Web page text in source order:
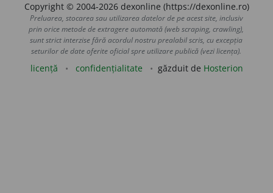
Copyright © 2004-2026 dexonline (https://dexonline.ro)
Preluarea, stocarea sau utilizarea datelor de pe acest site, inclusiv
prin orice metode de extragere automată (web scraping, crawling),
sunt strict interzise fără acordul nostru prealabil scris, cu excepția
seturilor de date oferite oficial spre utilizare publică (vezi licența).
licență confidențialitate găzduit de Hosterion